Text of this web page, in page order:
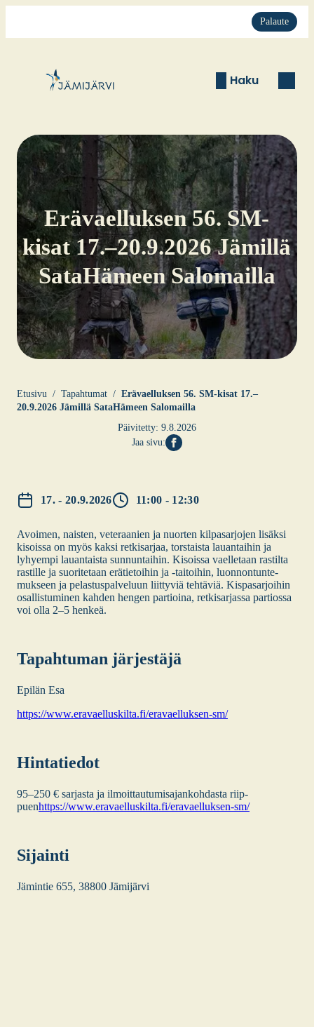
Palaute
Haku
Erä­vael­luk­sen 56. SM-
kisat 17.–20.9.2026 Jämil­lä
Sata­Hä­meen Salo­mail­la
Etusi­vu Tapahtumat
Erä­vael­luk­sen 56. SM-kisat 17.–
20.9.2026 Jämil­lä Sata­Hä­meen Salo­mail­la
Päivitetty: 9.8.2026
Jaa sivu:
17. - 20.9.2026 11:00 - 12:30
Avoi­men, nais­ten, vete­raa­nien ja nuor­ten kil­pa­sar­jo­jen lisäk­si
kisois­sa on myös kak­si ret­ki­sar­jaa, tors­tais­ta lau­an­tai­hin ja
lyhyem­pi lau­an­tais­ta sun­nun­tai­hin. Kisois­sa vael­le­taan ras­til­ta
ras­til­le ja suo­ri­te­taan erä­tie­toi­hin ja ‑tai­toi­hin, luon­non­tun­te­
muk­seen ja pelas­tus­pal­ve­luun liit­ty­viä teh­tä­viä. Kis­pa­sar­joi­hin
osal­lis­tu­mi­nen kah­den hen­gen par­tioi­na, ret­ki­sar­jas­sa par­tios­sa
voi olla 2–5 hen­keä.
Tapah­tu­man jär­jes­tä­jä
Epi­län Esa
https://www.eravaelluskilta.fi/eravaelluksen-sm/
Hin­ta­tie­dot
95–250 € sar­jas­ta ja ilmoit­tau­tu­mi­sa­jan­koh­das­ta riip­
puenhttps://www.eravaelluskilta.fi/eravaelluksen-sm/
Sijain­ti
Jämin­tie 655, 38800 Jämi­jär­vi